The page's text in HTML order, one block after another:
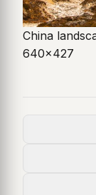
China
640x427